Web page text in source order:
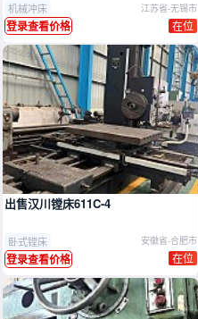
机械冲床 江苏省-无锡市
登录查看价格 在位
出售汉川镗床611C-4
卧式镗床 安徽省-合肥市
登录查看价格 在位